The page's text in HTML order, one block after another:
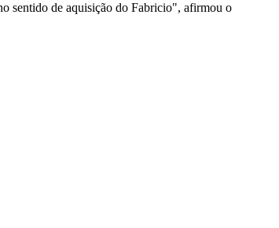
sentido de aquisição do Fabricio", afirmou o